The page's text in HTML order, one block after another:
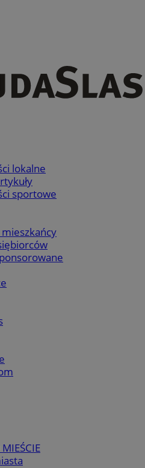
lokalne
sportowe
mieszkańcy